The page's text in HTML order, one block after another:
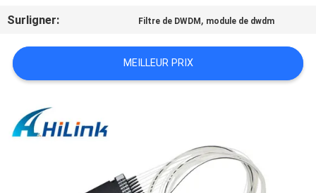
NOUS
CONTACTER
LES
Surligner: Filtre de DWDM , module de dwdm
MEILLEUR PRIX